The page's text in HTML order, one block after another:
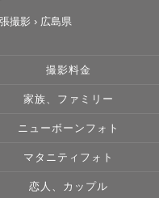
撮影 › 広島県
撮影料金
家族、ファミリー
ニューボーンフォト
マタニティフォト
恋人、カップル